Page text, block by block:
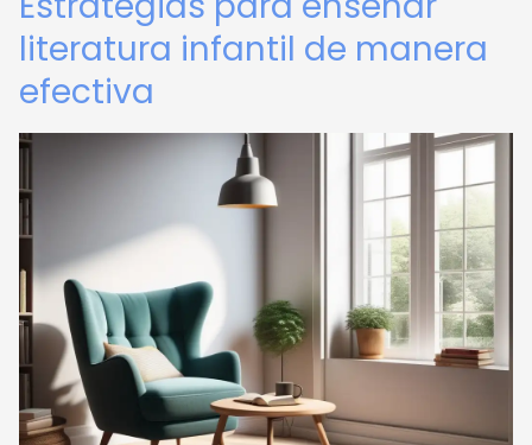
literatura infantil de manera
efectiva